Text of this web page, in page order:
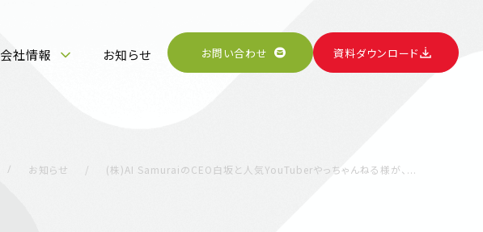
会社情報 お知らせ お問い合わせ 資料ダウンロード
お知らせ (株)AI SamuraiのCEO白坂と人気YouTuberやっちゃんねる様が、...